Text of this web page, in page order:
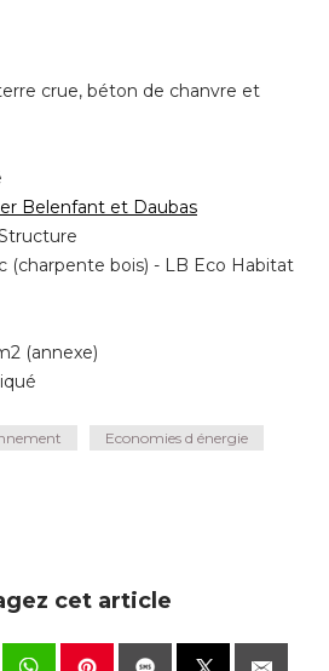
crue, béton de chanvre et
Belenfant et Daubas
(charpente bois) - LB Eco Habitat
(annexe)
Economies d énergie
cet article